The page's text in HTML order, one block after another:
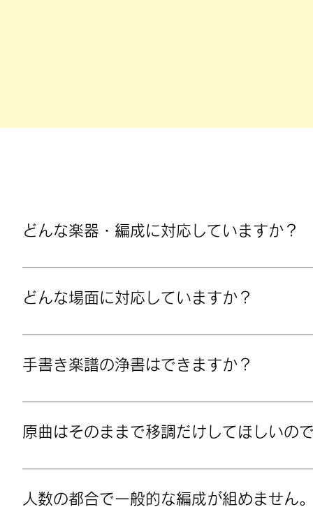
どんな楽器・編成に対応していますか？
歌唱であれば、合唱・独唱・重唱、器楽であれば
どんな場面に対応していますか？
学校であれば授業、学校行事、課外活動など、教
手書き楽譜の浄書はできますか？
できます。編曲を伴わなければ浄書の料金のみで
原曲はそのままで移調だけしてほしいの
できます。原曲の楽譜を送っていただきましたら
人数の都合で一般的な編成が組めません